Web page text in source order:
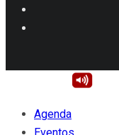
Agenda
Eventos